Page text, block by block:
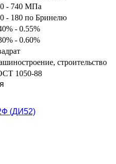
- 740 МПа
- 180 по Бринелю
- 0.55%
- 0.60%
строительство
1050-88
(ДИ52)